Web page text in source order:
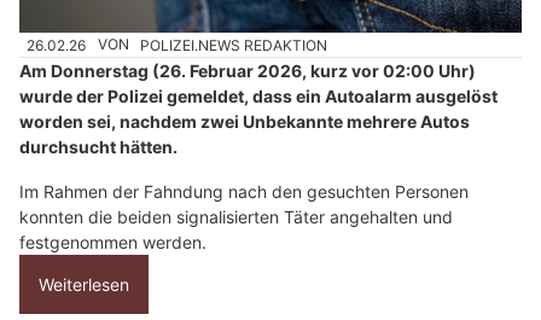
26.02.26 VON POLIZEI.NEWS REDAKTION
Am Donnerstag (26. Februar 2026, kurz vor 02:00 Uhr)
wurde der Polizei gemeldet, dass ein Autoalarm ausgelöst
worden sei, nachdem zwei Unbekannte mehrere Autos
durchsucht hätten.
Im Rahmen der Fahndung nach den gesuchten Personen
konnten die beiden signalisierten Täter angehalten und
festgenommen werden.
Weiterlesen